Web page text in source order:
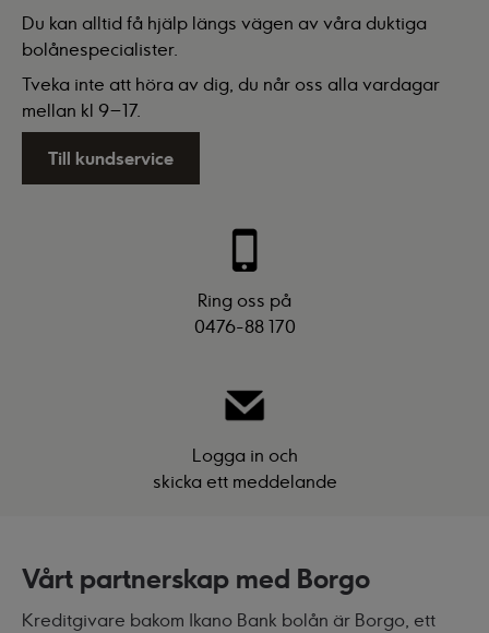
Du kan alltid få hjälp längs vägen av våra duktiga
bolånespecialister.
Tveka inte att höra av dig, du når oss alla vardagar
mellan kl 9–17.
Till kundservice
Ring oss på
0476-88 170
Logga in och
skicka ett meddelande
Vårt partnerskap med Borgo
Kreditgivare bakom Ikano Bank bolån är Borgo, ett